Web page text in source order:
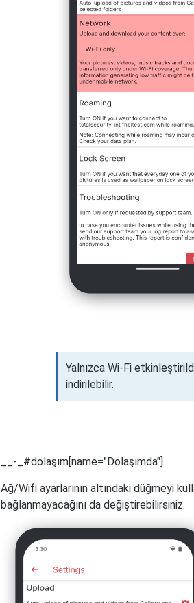
Yalnızca Wi-Fi
indirilebilir.
__-_#dolaşım[name="Dolaşımda"]
Ağ/Wifi ayarlarının altındaki düğmeyi
bağlanmayacağını da değiştirebilirsiniz.